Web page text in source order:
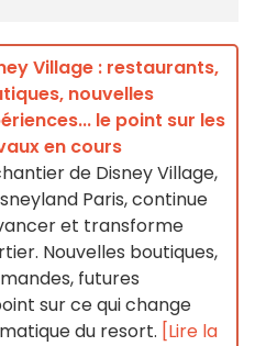
Village : restaurants,
nouvelles
le point sur les
en cours
de Disney Village,
Paris, continue
et transforme
Nouvelles boutiques,
futures
sur ce qui change
du resort. [Lire la